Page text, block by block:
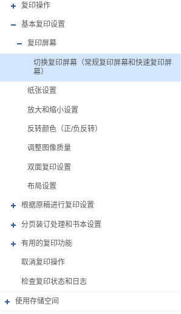
复印操作
基本复印设置
复印屏幕
切换复印屏幕（常规复印屏幕和快速复印屏
幕）
纸张设置
放大和缩小设置
反转颜色（正/负反转）
调整图像质量
双面复印设置
布局设置
根据原稿进行复印设置
分页装订处理和书本设置
有用的复印功能
取消复印操作
检查复印状态和日志
使用存储空间